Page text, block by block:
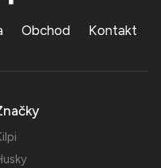
Obchod Kontakt